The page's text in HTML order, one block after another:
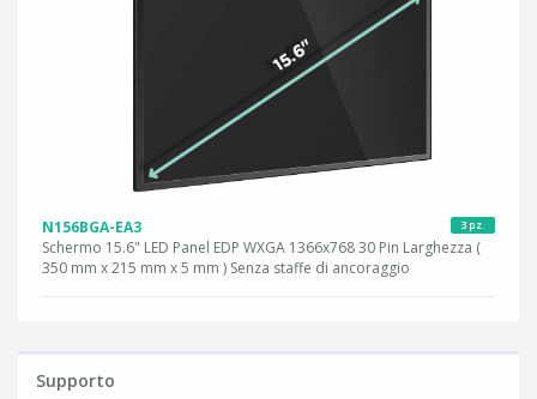
3 pz.
N156BGA-EA3
Schermo 15.6" LED Panel EDP WXGA 1366x768 30 Pin Larghezza (
350 mm x 215 mm x 5 mm ) Senza staffe di ancoraggio
Supporto